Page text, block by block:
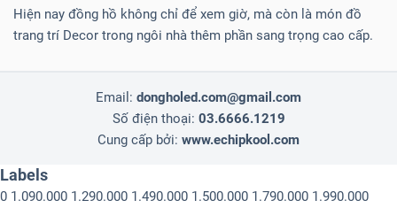
Hiện nay đồng hồ không chỉ để xem giờ, mà còn là món đồ
trang trí Decor trong ngôi nhà thêm phần sang trọng cao cấp.
Email: dongholed.com@gmail.com
Số điện thoại: 03.6666.1219
Cung cấp bởi: www.echipkool.com
Labels
0 1.090.000 1.290.000 1.490.000 1.500.000 1.790.000 1.990.000